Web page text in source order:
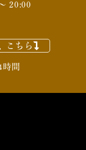
20:00
こちら
時間